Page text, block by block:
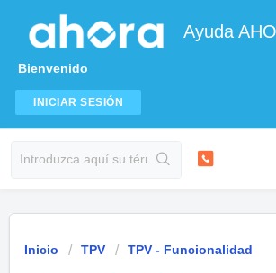
Ayuda
Bienvenido
INICIAR SESIÓN
Inicio TPV TPV - Funcionalidad